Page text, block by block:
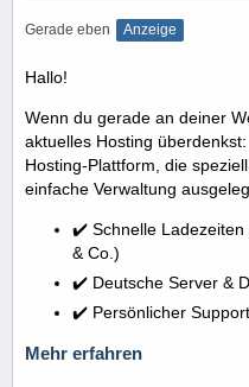
Gerade eben Anzeige
Hallo!
Wenn du gerade an deiner
aktuelles Hosting
Hosting-Plattform, die
einfache Verwaltung
✔️ Schnelle Ladezeiten
& Co.)
✔️ Deutsche Server &
✔️ Persönlicher
Mehr erfahren